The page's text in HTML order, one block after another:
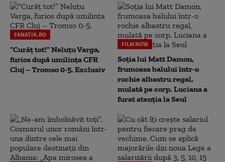
FANATIK.RO
“Curăț tot!” Neluțu Varga,
furios după umilința CFR
Cluj – Tromso 0-5. Exclusiv
FILM NOW
Soția lui Matt Damon,
frumoasa balului într-o
rochie albastru regal,
mulată pe corp. Luciana a
furat atenția la Seul